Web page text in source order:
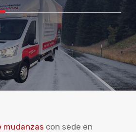
mudanzas con sede en